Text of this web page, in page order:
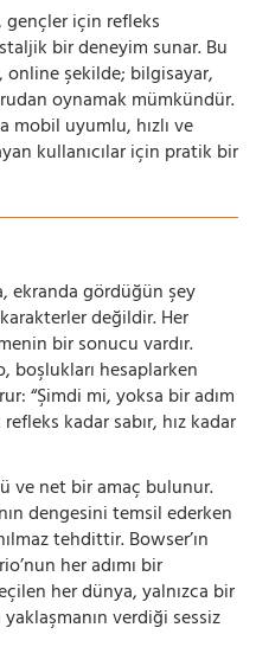
gençler için refleks
bir deneyim sunar. Bu
şekilde; bilgisayar,
oynamak mümkündür.
mobil uyumlu, hızlı ve
kullanıcılar için pratik bir
ekranda gördüğün şey
değildir. Her
bir sonucu vardır.
boşlukları hesaplarken
“Şimdi mi, yoksa bir adım
kadar sabır, hız kadar
ve net bir amaç bulunur.
dengesini temsil ederken
tehdittir. Bowser’ın
her adımı bir
her dünya, yalnızca bir
verdiği sessiz